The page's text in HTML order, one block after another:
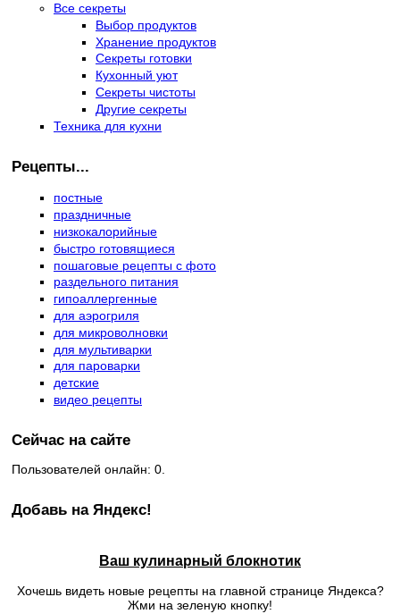
Все секреты
Выбор продуктов
Хранение продуктов
Секреты готовки
Кухонный уют
Секреты чистоты
Другие секреты
Техника для кухни
Рецепты...
постные
праздничные
низкокалорийные
быстро готовящиеся
пошаговые рецепты с фото
раздельного питания
гипоаллергенные
для аэрогриля
для микроволновки
для мультиварки
для пароварки
детские
видео рецепты
Сейчас на сайте
Пользователей онлайн: 0.
Добавь на Яндекс!
Ваш кулинарный блокнотик
Хочешь видеть новые рецепты на главной странице Яндекса?
Жми на зеленую кнопку!